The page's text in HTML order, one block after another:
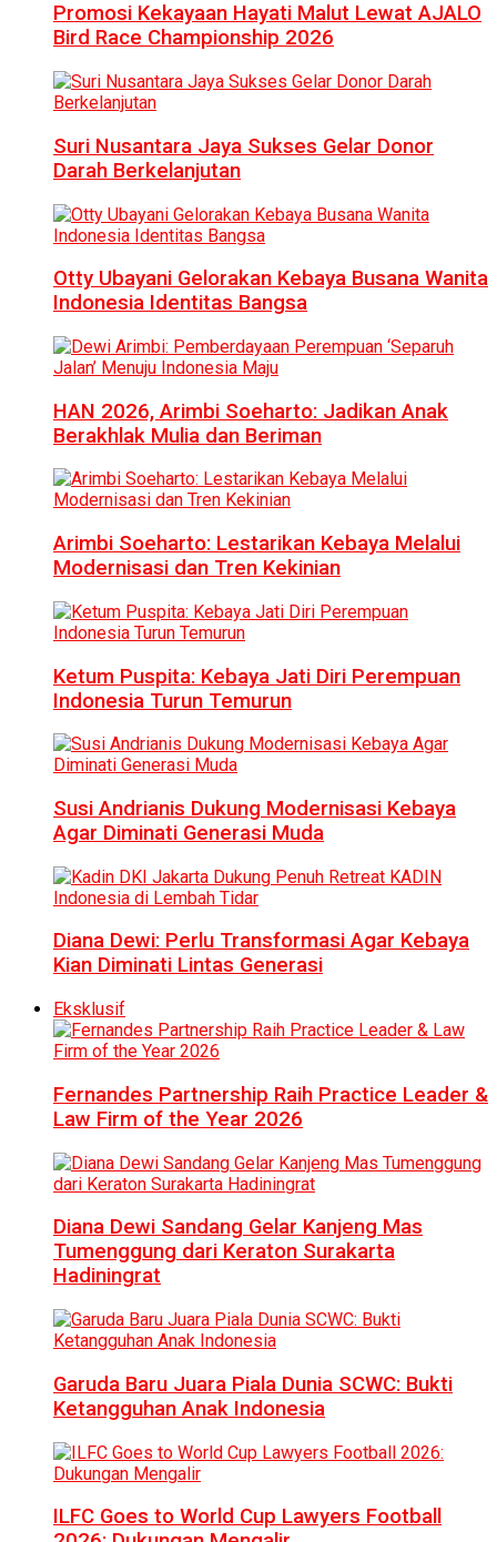
Promosi Kekayaan Hayati Malut Lewat AJALO
Bird Race Championship 2026
Suri Nusantara Jaya Sukses Gelar Donor
Darah Berkelanjutan
Otty Ubayani Gelorakan Kebaya Busana Wanita
Indonesia Identitas Bangsa
HAN 2026, Arimbi Soeharto: Jadikan Anak
Berakhlak Mulia dan Beriman
Arimbi Soeharto: Lestarikan Kebaya Melalui
Modernisasi dan Tren Kekinian
Ketum Puspita: Kebaya Jati Diri Perempuan
Indonesia Turun Temurun
Susi Andrianis Dukung Modernisasi Kebaya
Agar Diminati Generasi Muda
Diana Dewi: Perlu Transformasi Agar Kebaya
Kian Diminati Lintas Generasi
Eksklusif
Fernandes Partnership Raih Practice Leader &
Law Firm of the Year 2026
Diana Dewi Sandang Gelar Kanjeng Mas
Tumenggung dari Keraton Surakarta
Hadiningrat
Garuda Baru Juara Piala Dunia SCWC: Bukti
Ketangguhan Anak Indonesia
ILFC Goes to World Cup Lawyers Football